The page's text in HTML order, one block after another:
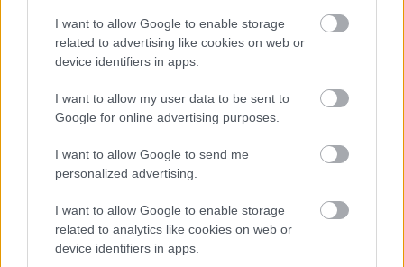
I want to allow Google to enable storage
related to advertising like cookies on web or
device identifiers in apps.
I want to allow my user data to be sent to
Google for online advertising purposes.
I want to allow Google to send me
personalized advertising.
I want to allow Google to enable storage
related to analytics like cookies on web or
device identifiers in apps.
erősségűre becsülik, ami a legerősebb földmozgásnak számít
Magyarország írott történetében.
A földrengések esetében gyakran előfordul, hogy egy
kiemelkedően erős esetet utómozgások és későbbi rengések
követnek: ez sajnos Komárom esetében is így volt, ahol 10
esztendővel később egy hasonló katasztrófa 500 házat
húszévente tapasztaltak erősebb rengéseket, majd a föld
1850 után elcsendesedett. Azóta Kecskeméten, Egerben,